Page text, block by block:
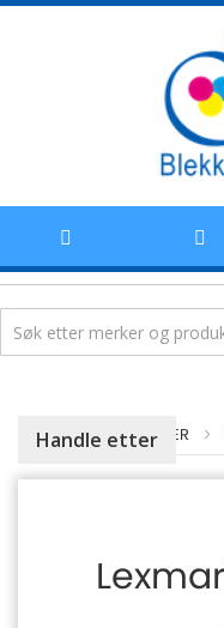
HJEM LASERTONER
Handle etter